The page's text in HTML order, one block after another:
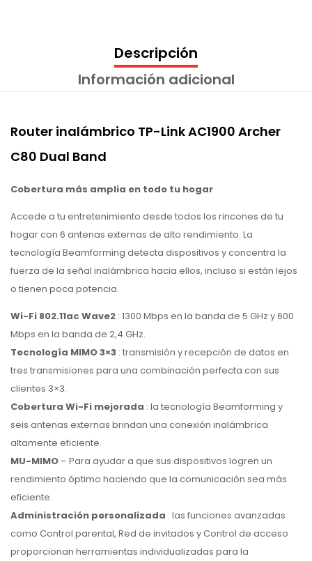
Descripción
Información adicional
Router inalámbrico TP-Link AC1900 Archer
C80 Dual Band
Cobertura más amplia en todo tu hogar
Accede a tu entretenimiento desde todos los rincones de tu
hogar con 6 antenas externas de alto rendimiento. La
tecnología Beamforming detecta dispositivos y concentra la
fuerza de la señal inalámbrica hacia ellos, incluso si están lejos
o tienen poca potencia.
Wi-Fi 802.11ac Wave2 : 1300 Mbps en la banda de 5 GHz y 600
Mbps en la banda de 2,4 GHz.
Tecnología MIMO 3×3 : transmisión y recepción de datos en
tres transmisiones para una combinación perfecta con sus
clientes 3×3.
Cobertura Wi-Fi mejorada : la tecnología Beamforming y
seis antenas externas brindan una conexión inalámbrica
altamente eficiente.
MU-MIMO – Para ayudar a que sus dispositivos logren un
rendimiento óptimo haciendo que la comunicación sea más
eficiente.
Administración personalizada : las funciones avanzadas
como Control parental, Red de invitados y Control de acceso
proporcionan herramientas individualizadas para la